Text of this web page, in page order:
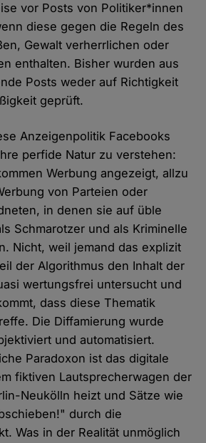
vor Posts von Politiker*innen
diese gegen die Regeln des
Gewalt verherrlichen oder
enthalten. Bisher wurden aus
Posts weder auf Richtigkeit
geprüft.
Anzeigenpolitik Facebooks
perfide Natur zu verstehen:
Werbung angezeigt, allzu
von Parteien oder
in denen sie auf üble
Schmarotzer und als Kriminelle
Nicht, weil jemand das explizit
der Algorithmus den Inhalt der
wertungsfrei untersucht und
dass diese Thematik
Die Diffamierung wurde
und automatisiert.
Paradoxon ist das digitale
fiktiven Lautsprecherwagen der
Neukölln heizt und Sätze wie
durch die
Was in der Realität unmöglich